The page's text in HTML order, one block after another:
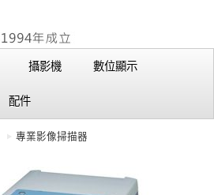
攝影機 數位顯示
配件
專業影像掃描器